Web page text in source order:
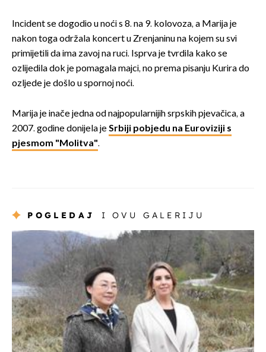
Incident se dogodio u noći s 8. na 9. kolovoza, a Marija je
nakon toga održala koncert u Zrenjaninu na kojem su svi
primijetili da ima zavoj na ruci. Isprva je tvrdila kako se
ozlijedila dok je pomagala majci, no prema pisanju Kurira do
ozljede je došlo u spornoj noći.
Marija je inače jedna od najpopularnijih srpskih pjevačica, a
2007. godine donijela jeSrbiji pobjedu na Euroviziji s
pjesmom "Molitva".
POGLEDAJ I OVU GALERIJU